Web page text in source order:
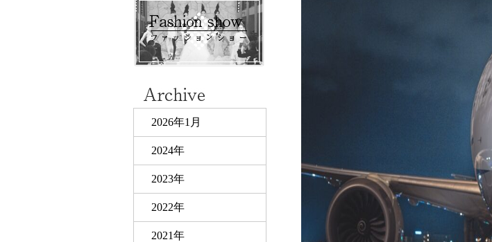
2026年1月
2024年
2023年
2022年
2021年